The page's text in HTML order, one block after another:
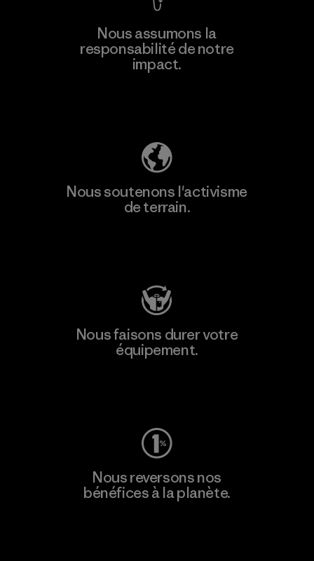
Nous assumons la
responsabilité de notre
impact.
Nous soutenons l'activisme
de terrain.
Nous faisons durer votre
équipement.
Nous reversons nos
bénéfices à la planète.